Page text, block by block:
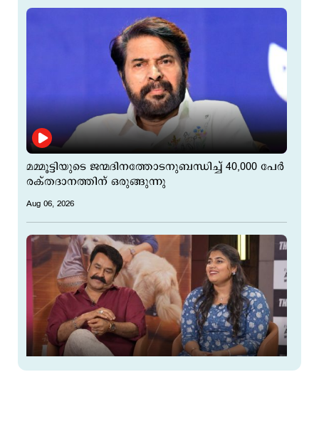
മമ്മൂട്ടിയുടെ ജന്മദിനത്തോടനുബന്ധിച്ച് 40,000 പേർ
രക്തദാനത്തിന് ഒരുങ്ങുന്നു
Aug 06, 2026